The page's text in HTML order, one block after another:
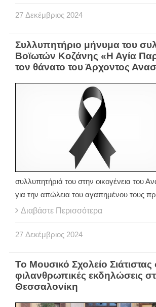
27 Δεκέμβριος 2024
Συλλυπητήριο μήνυμα του
Βοϊωτών Κοζάνης «Η Αγία
τον θάνατο του Άρχοντος
συλλυπητήριά του στην οικογένεια του
για την απώλεια του αγαπημένου τους
Διαβάστε Περισσότερα
27 Δεκέμβριος 2024
Το Μουσικό Σχολείο Σιάτιστας
φιλανθρωπικές εκδηλώσεις
Θεσσαλονίκη